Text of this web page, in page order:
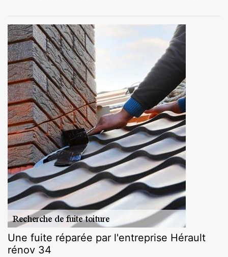
Une fuite réparée par l'entreprise Hérault
rénov 34